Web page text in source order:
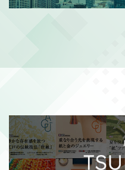
るお知らせ
（156KB）
株主還元強化を目的とした株
政策保有株式の売却額目標変